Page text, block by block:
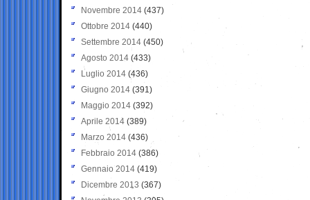
Novembre 2014 (437)
Ottobre 2014 (440)
Settembre 2014 (450)
Agosto 2014 (433)
Luglio 2014 (436)
Giugno 2014 (391)
Maggio 2014 (392)
Aprile 2014 (389)
Marzo 2014 (436)
Febbraio 2014 (386)
Gennaio 2014 (419)
Dicembre 2013 (367)